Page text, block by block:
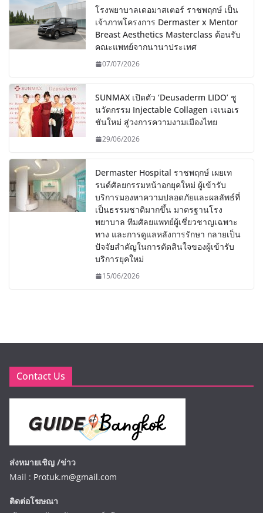
โรงพยาบาลเดอมาสเตอร์ ราชพฤกษ์ เป็น
เจ้าภาพโครงการ Dermaster x Mentor
Breast Aesthetics Masterclass ต้อนรับ
คณะแพทย์จากนานาประเทศ
07/07/2026
SUNMAX เปิดตัว ‘Deusaderm LIDO’ ชู
นวัตกรรม Injectable Collagen เจเนอเร
ชันใหม่ สู่วงการความงามเมืองไทย
29/06/2026
Dermaster Hospital ราชพฤกษ์ เผยเท
รนด์ศัลยกรรมหน้าอกยุคใหม่ ผู้เข้ารับ
บริการมองหาความปลอดภัยและผลลัพธ์ที่
เป็นธรรมชาติมากขึ้น มาตรฐานโรง
พยาบาล ทีมศัลยแพทย์ผู้เชี่ยวชาญเฉพาะ
ทาง และการดูแลหลังการรักษา กลายเป็น
ปัจจัยสำคัญในการตัดสินใจของผู้เข้ารับ
บริการยุคใหม่
15/06/2026
Contact Us
ส่งหมายเชิญ /ข่าว
Mail : Protuk.m@gmail.com
ติดต่อโฆษณา